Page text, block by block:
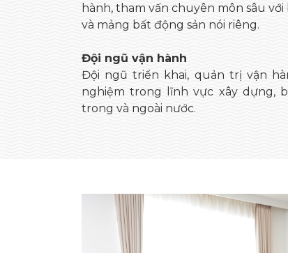
hành, tham vấn chuyên môn sâu
và mảng bất động sản nói riêng.
Đội ngũ vận hành
Đội ngũ triển khai, quản trị vận
nghiệm trong lĩnh vực xây dựng,
trong và ngoài nước.